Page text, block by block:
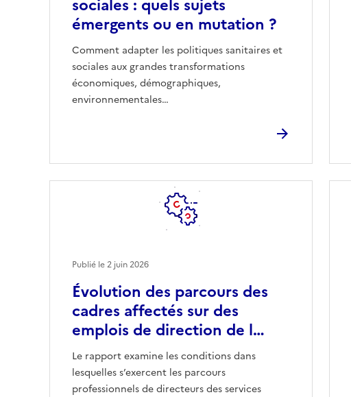
sociales : quels sujets
émergents ou en mutation ?
Comment adapter les politiques sanitaires et
sociales aux grandes transformations
économiques, démographiques,
environnementales…
Évolution des parcours des
cadres affectés sur des
emplois de direction de l…
Le rapport examine les conditions dans
lesquelles s’exercent les parcours
professionnels de directeurs des services
Publié le2 juin 2026